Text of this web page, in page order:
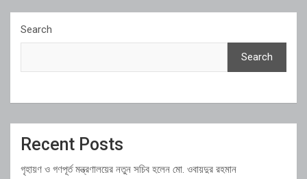
Search
Search
Recent Posts
গৃহায়ণ ও গণপূর্ত মন্ত্রণালয়ের নতুন সচিব হলেন মো. ওবায়দুর রহমান